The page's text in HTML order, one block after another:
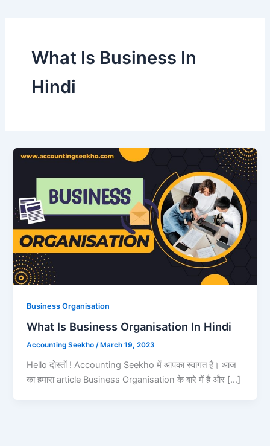
What Is Business In
Hindi
Business Organisation
What Is Business Organisation In Hindi
Accounting Seekho/ March 19, 2023
Hello दोस्तों ! Accounting Seekho में आपका स्वागत है। आज
का हमारा article Business Organisation के बारे में है और […]